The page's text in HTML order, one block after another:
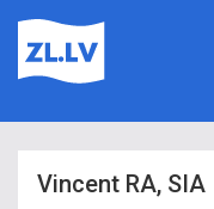
Vincent RA, SIA